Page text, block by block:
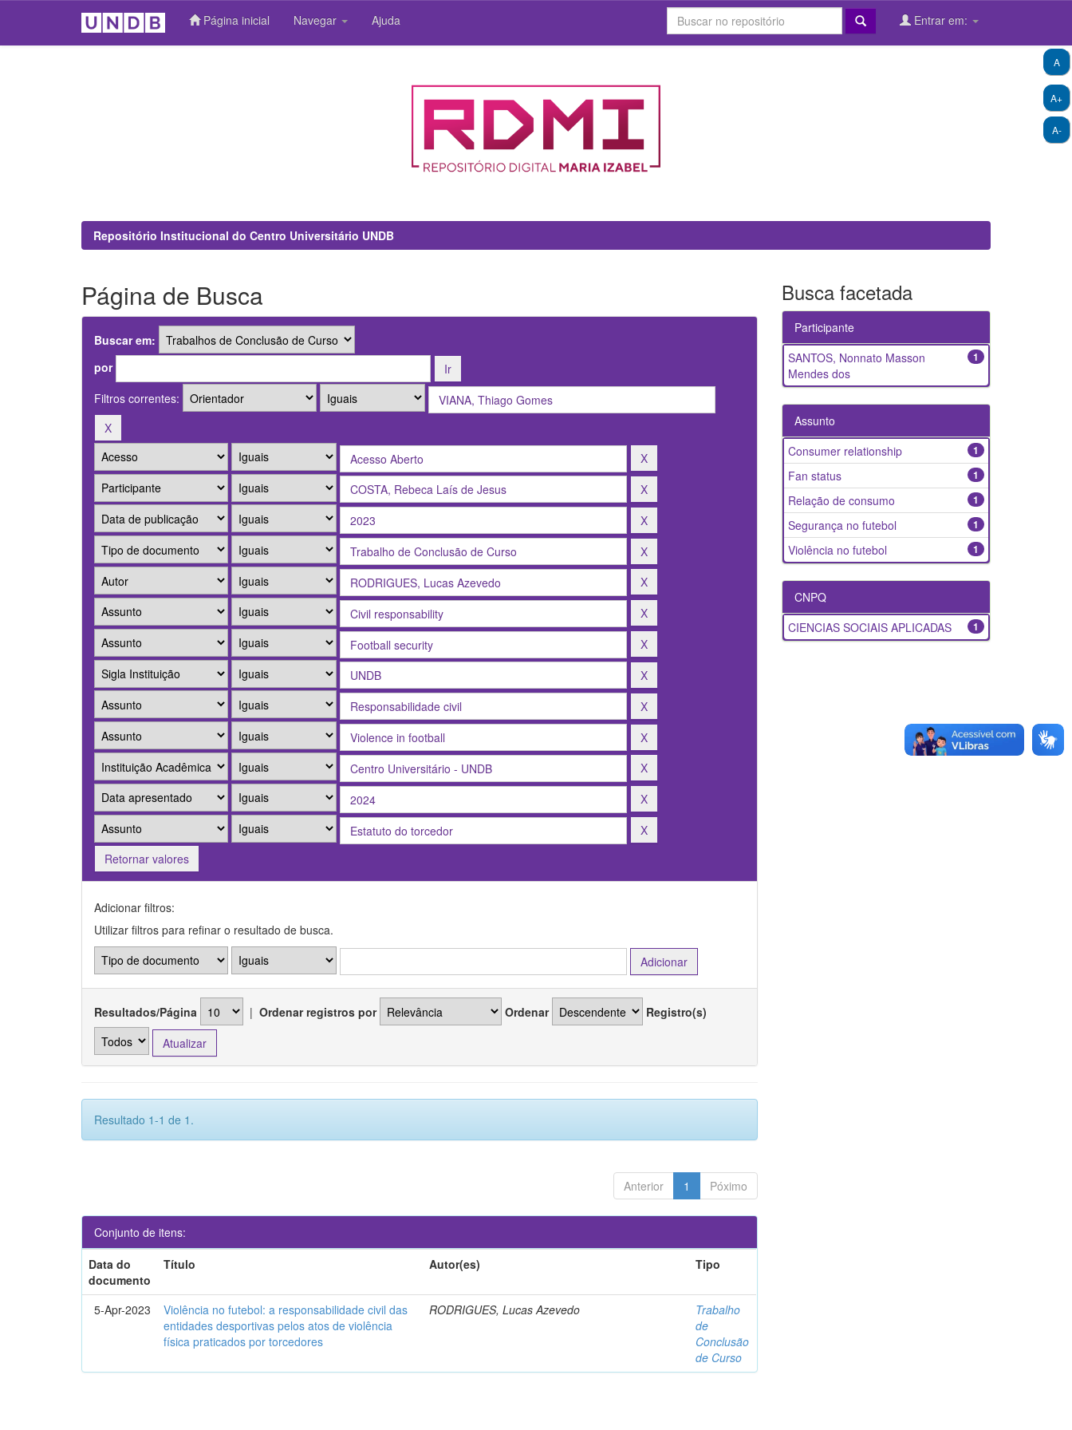
Página inicial Navegar Ajuda Entrar em:
A+
A-
A
Repositório Institucional do Centro Universitário UNDB
Página de Busca
Buscar em:
por
Filtros correntes:
Retornar valores
Adicionar filtros:
Utilizar filtros para refinar o resultado de busca.
Resultados/Página | Ordenar registros por Ordenar Registro(s)
Resultado 1-1 de 1.
Anterior 1 Póximo
Conjunto de itens:
Data do
documento
Título Autor(es) Tipo
5-Apr-2023
Violência no futebol: a responsabilidade civil das
entidades desportivas pelos atos de violência
física praticados por torcedores
RODRIGUES, Lucas Azevedo
Trabalho
de
Conclusão
de Curso
Busca facetada
Participante
1
SANTOS, Nonnato Masson
Mendes dos
Assunto
1
Consumer relationship
1
Fan status
1
Relação de consumo
1
Segurança no futebol
1
Violência no futebol
CNPQ
1
CIENCIAS SOCIAIS APLICADAS